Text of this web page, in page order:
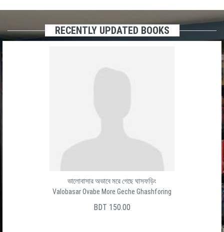
RECENTLY UPDATED BOOKS
ভালোবাসার অভাবে মরে গেছে ঘাসফড়িং
Valobasar Ovabe More Geche Ghashforing
BDT 150.00